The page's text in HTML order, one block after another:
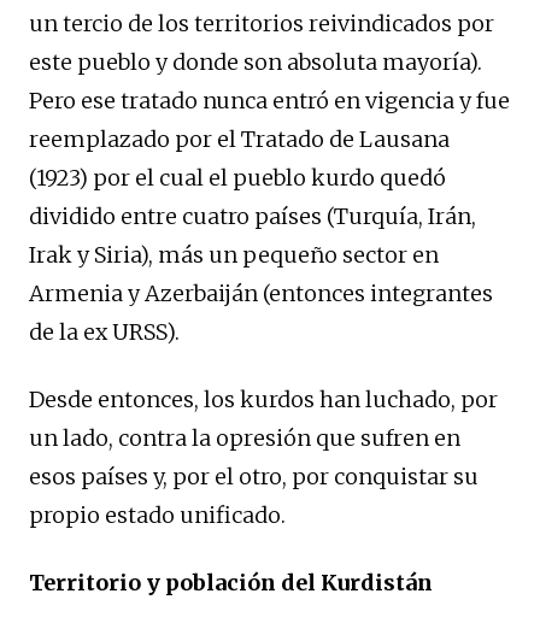
un tercio de los territorios reivindicados por
este pueblo y donde son absoluta mayoría).
Pero ese tratado nunca entró en vigencia y fue
reemplazado por el Tratado de Lausana
(1923) por el cual el pueblo kurdo quedó
dividido entre cuatro países (Turquía, Irán,
Irak y Siria), más un pequeño sector en
Armenia y Azerbaiján (entonces integrantes
de la ex URSS).
Desde entonces, los kurdos han luchado, por
un lado, contra la opresión que sufren en
esos países y, por el otro, por conquistar su
propio estado unificado.
Territorio y población del Kurdistán